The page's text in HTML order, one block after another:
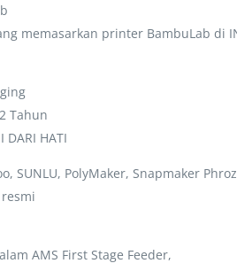
memasarkan printer BambuLab di
Tahun
HATI
SUNLU, PolyMaker, Snapmaker
resmi
AMS First Stage Feeder,